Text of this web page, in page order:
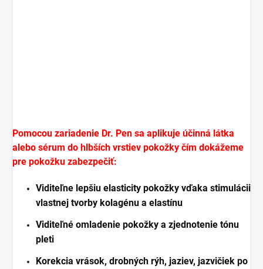
Pomocou zariadenie Dr. Pen sa aplikuje účinná látka
alebo sérum do hlbších vrstiev pokožky čím dokážeme
pre pokožku zabezpečiť:
Viditeľne lepšiu elasticity pokožky vďaka stimulácii
vlastnej tvorby kolagénu a elastínu
Viditeľné omladenie pokožky a zjednotenie tónu
pleti
Korekcia vrások, drobných rýh, jaziev, jazvičiek po